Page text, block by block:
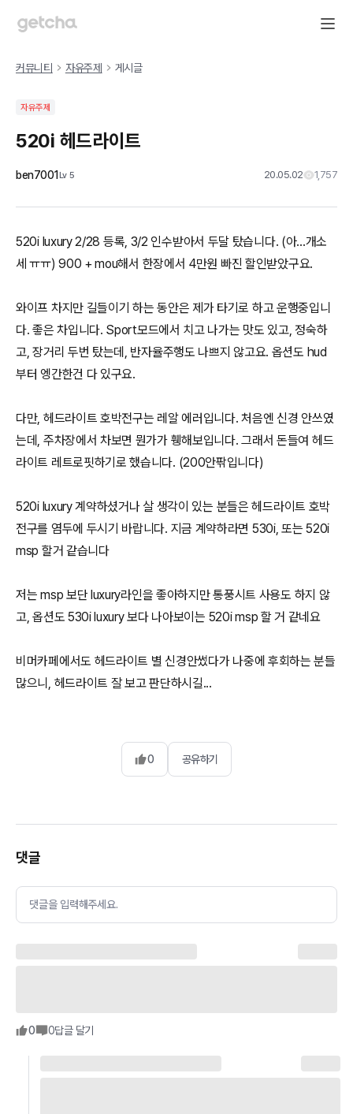
커뮤니티 자유주제 게시글
자유주제
520i 헤드라이트
ben7001 Lv5 20.05.02 1,757
520i luxury 2/28 등록, 3/2 인수받아서 두달 탔습니다. (아...개소
세 ㅠㅠ) 900 + mou해서 한장에서 4만원 빠진 할인받았구요.
와이프 차지만 길들이기 하는 동안은 제가 타기로 하고 운행중입니
다. 좋은 차입니다. Sport모드에서 치고 나가는 맛도 있고, 정숙하
고, 장거리 두번 탔는데, 반자율주행도 나쁘지 않고요. 옵션도 hud
부터 엥간한건 다 있구요.
다만, 헤드라이트 호박전구는 레알 에러입니다. 처음엔 신경 안쓰였
는데, 주차장에서 차보면 뭔가가 휑해보입니다. 그래서 돈들여 헤드
라이트 레트로핏하기로 했습니다. (200안팎입니다)
520i luxury 계약하셨거나 살 생각이 있는 분들은 헤드라이트 호박
전구를 염두에 두시기 바랍니다. 지금 계약하라면 530i, 또는 520i
msp 할거 같습니다
저는 msp 보단 luxury라인을 좋아하지만 통풍시트 사용도 하지 않
고, 옵션도 530i luxury 보다 나아보이는 520i msp 할 거 같네요
비머카페에서도 헤드라이트 별 신경안썼다가 나중에 후회하는 분들
많으니, 헤드라이트 잘 보고 판단하시길...
0 공유하기
댓글
댓글을 입력해주세요.
0 0답글 달기